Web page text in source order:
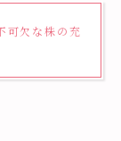
可欠な株の充